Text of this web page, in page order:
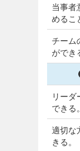
当事者
めるこ
チーム
ができ
リー
できる。
適切な
きる。